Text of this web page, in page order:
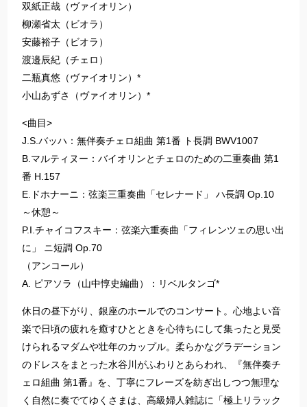
双紙正哉（ヴァイオリン）
柳瀬省太（ビオラ）
安藤裕子（ビオラ）
渡邉辰紀（チェロ）
二瓶真悠（ヴァイオリン）*
小山あずさ（ヴァイオリン）*
<曲目>
J.S.バッハ：無伴奏チェロ組曲 第1番 ト長調 BWV1007
B.マルティヌー：バイオリンとチェロのための二重奏曲 第1
番 H.157
E.ドホナーニ：弦楽三重奏曲「セレナード」 ハ長調 Op.10
～休憩～
P.I.チャイコフスキー：弦楽六重奏曲「フィレンツェの思い出
に」 ニ短調 Op.70
（アンコール）
A. ピアソラ（山中惇史編曲）：リベルタンゴ*
休日の昼下がり、銀座のホールでのコンサート。心地よい音
楽で日頃の疲れを癒すひとときを心待ちにして集ったと見受
けられるマダムや壮年のカップル。柔らかなグラデーション
のドレスをまとった水谷川がふわりとあらわれ、『無伴奏チ
ェロ組曲 第1番』を、丁寧にフレーズを紡ぎ出しつつ無理な
く自然に奏でてゆくさまは、高級婦人雑誌に「極上リラック